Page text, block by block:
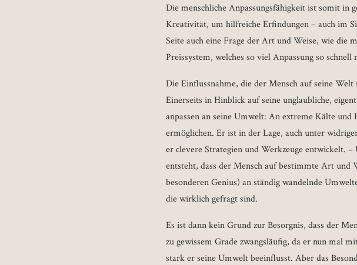
Die menschliche Anpassungsfähigkeit ist somit in
Kreativität, um hilfreiche Erfindungen – auch im
Seite auch eine Frage der Art und Weise, wie die
Preissystem, welches so viel Anpassung so
Die Einflussnahme, die der Mensch auf seine
Einerseits in Hinblick auf seine unglaubliche,
anpassen an seine Umwelt: An extreme Kälte
ermöglichen. Er ist in der Lage, auch unter
er clevere Strategien und Werkzeuge entwickelt.
entsteht, dass der Mensch auf bestimmte Art und
besonderen Genius) an ständig wandelnde
die wirklich gefragt sind.
Es ist dann kein Grund zur Besorgnis, dass der
zu gewissem Grade zwangsläufig, da er nun mal
stark er seine Umwelt beeinflusst. Aber das